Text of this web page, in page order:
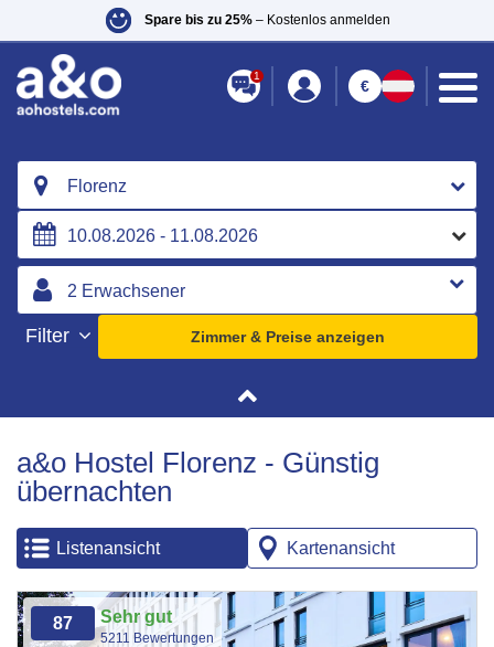
Spare bis zu 25%– Kostenlos anmelden
1
€
Florenz
Filter Zimmer & Preise anzeigen
a&o Hostel Florenz - Günstig
übernachten
Listenansicht Kartenansicht
87 Sehr gut
5211 Bewertungen